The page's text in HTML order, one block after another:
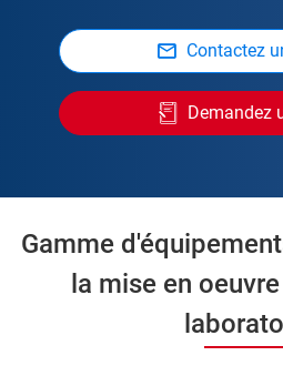
Contactez
Demandez
Gamme
la mise en